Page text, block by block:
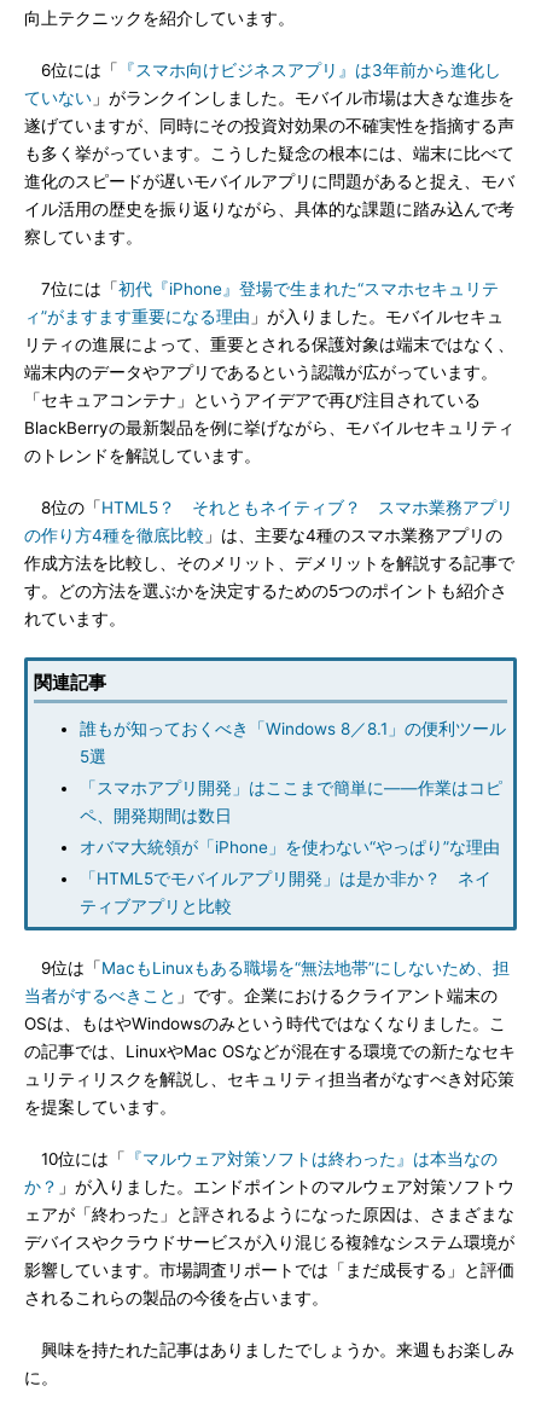
向上テクニックを紹介しています。
6位には「
『スマホ向けビジネスアプリ』は3年前から進化し
ていない 」がランクインしました。モバイル市場は大きな進歩を
遂げていますが、同時にその投資対効果の不確実性を指摘する声
も多く挙がっています。こうした疑念の根本には、端末に比べて
進化のスピードが遅いモバイルアプリに問題があると捉え、モバ
イル活用の歴史を振り返りながら、具体的な課題に踏み込んで考
察しています。
7位には「初代『iPhone』登場で生まれた“スマホセキュリテ
ィ”がますます重要になる理由 」が入りました。モバイルセキュ
リティの進展によって、重要とされる保護対象は端末ではなく、
端末内のデータやアプリであるという認識が広がっています。
「セキュアコンテナ」というアイデアで再び注目されている
BlackBerryの最新製品を例に挙げながら、モバイルセキュリティ
のトレンドを解説しています。
8位の「HTML5？ それともネイティブ？ スマホ業務アプリ
の作り方4種を徹底比較 」は、主要な4種のスマホ業務アプリの
作成方法を比較し、そのメリット、デメリットを解説する記事で
す。どの方法を選ぶかを決定するための5つのポイントも紹介さ
れています。
関連記事
誰もが知っておくべき「Windows 8／8.1」の便利ツール
5選
「スマホアプリ開発」はここまで簡単に――作業はコピ
ペ、開発期間は数日
オバマ大統領が「iPhone」を使わない“やっぱり”な理由
「HTML5でモバイルアプリ開発」は是か非か？ ネイ
ティブアプリと比較
9位は「MacもLinuxもある職場を“無法地帯”にしないため、担
当者がするべきこと 」です。企業におけるクライアント端末の
OSは、もはやWindowsのみという時代ではなくなりました。こ
の記事では、LinuxやMac OSなどが混在する環境での新たなセキ
ュリティリスクを解説し、セキュリティ担当者がなすべき対応策
を提案しています。
10位には「
『マルウェア対策ソフトは終わった』は本当なの
か？ 」が入りました。エンドポイントのマルウェア対策ソフトウ
ェアが「終わった」と評されるようになった原因は、さまざまな
デバイスやクラウドサービスが入り混じる複雑なシステム環境が
影響しています。市場調査リポートでは「まだ成長する」と評価
されるこれらの製品の今後を占います。
興味を持たれた記事はありましたでしょうか。来週もお楽しみ
に。